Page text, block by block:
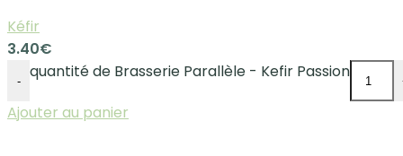
Kéfir
3.40€
- quantité de Brasserie Parallèle - Kefir Passion
Ajouter au panier